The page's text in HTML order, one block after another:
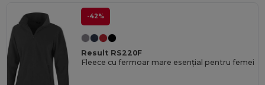
-42%
Result RS220F
Fleece cu fermoar mare esențial pentru femei